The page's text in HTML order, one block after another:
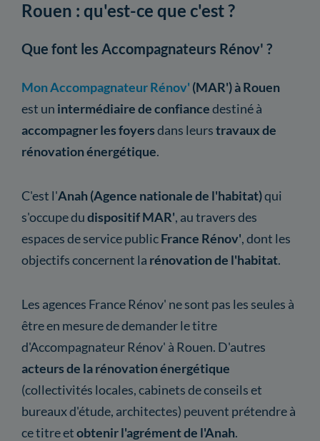
Rouen : qu'est-ce que c'est ?
Que font les Accompagnateurs Rénov' ?
Mon Accompagnateur Rénov' (MAR') à Rouen
est un intermédiaire de confiancedestiné à
accompagner les foyersdans leurstravaux de
rénovation énergétique.
C'est l'Anah (Agence nationale de l'habitat)qui
s'occupe dudispositif MAR', au travers des
espaces de service publicFrance Rénov', dont les
objectifs concernent la rénovation de l'habitat.
Les agences France Rénov' ne sont pas les seules à
être en mesure de demander le titre
d'Accompagnateur Rénov' à Rouen. D'autres
acteurs de la rénovation énergétique
(collectivités locales, cabinets de conseils et
bureaux d'étude, architectes) peuvent prétendre à
ce titre etobtenir l'agrément de l'Anah.